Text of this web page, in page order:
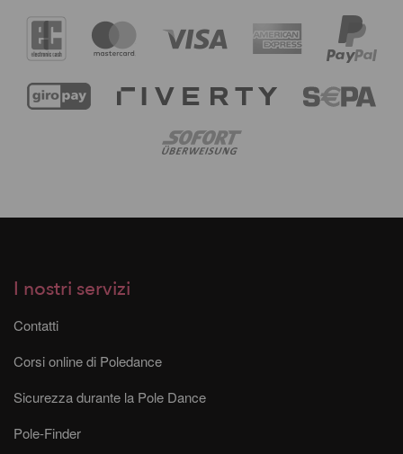
I nostri servizi
Contatti
Corsi online di Poledance
Sicurezza durante la Pole Dance
Pole-Finder